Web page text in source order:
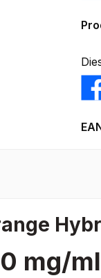
mg/ml